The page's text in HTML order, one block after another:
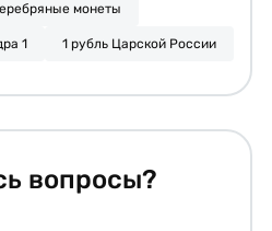
монеты
1 1 рубль Царской России
вопросы?